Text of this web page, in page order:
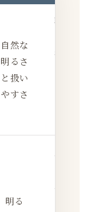
自然な
明るさ
と扱い
やすさ
軽
扱
明る